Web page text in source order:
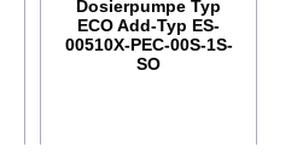
Dosierpumpe Typ
ECO Add-Typ ES-
00510X-PEC-00S-1S-
SO